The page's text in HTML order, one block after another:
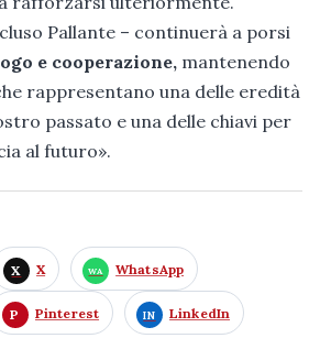
Pallante – continuerà a porsi
e cooperazione, mantenendo
rappresentano una delle eredità
passato e una delle chiavi per
al futuro».
X WhatsApp
Pinterest LinkedIn